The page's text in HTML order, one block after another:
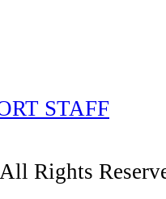
STAFF
Rights